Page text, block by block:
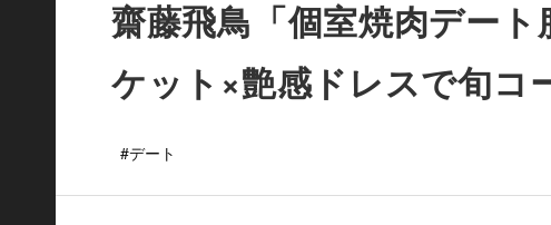
齋藤飛鳥「個室焼肉デー
ケット×艶感ドレスで旬コ
#デート